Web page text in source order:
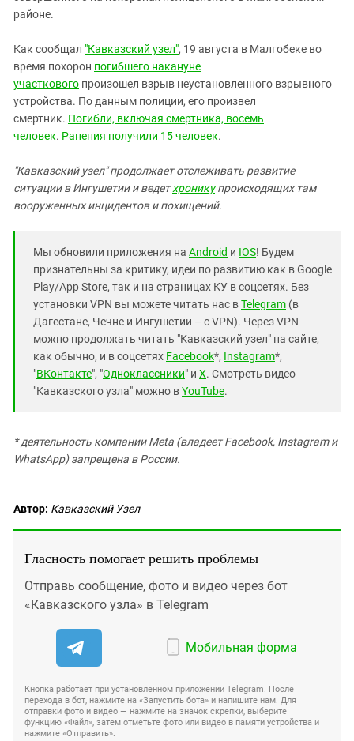
районе.
Как сообщал "Кавказский узел", 19 августа в Малгобеке во
время похорон погибшего накануне
участкового произошел взрыв неустановленного взрывного
устройства. По данным полиции, его произвел
смертник. Погибли, включая смертника, восемь
человек. Ранения получили 15 человек.
"Кавказский узел" продолжает отслеживать развитие
ситуации в Ингушетии и ведетхроникупроисходящих там
вооруженных инцидентов и похищений.
Мы обновили приложения на Android и IOS! Будем
признательны за критику, идеи по развитию как в Google
Play/App Store, так и на страницах КУ в соцсетях. Без
установки VPN вы можете читать нас вTelegram (в
Дагестане, Чечне и Ингушетии – с VPN). Через VPN
можно продолжать читать "Кавказский узел" на сайте,
как обычно, и в соцсетях Facebook*, Instagram*,
"ВКонтакте", "Одноклассники" и X. Смотреть видео
"Кавказского узла" можно вYouTube.
* деятельность компании Meta (владеет Facebook, Instagram и
WhatsApp) запрещена в России.
Автор: Кавказский Узел
Гласность помогает решить проблемы
Отправь сообщение, фото и видео через бот
«Кавказского узла» в Telegram
Мобильная форма
Кнопка работает при установленном приложении Telegram. После
перехода в бот, нажмите на «Запустить бота» и напишите нам. Для
отправки фото и видео — нажмите на значок скрепки, выберите
функцию «Файл», затем отметьте фото или видео в памяти устройства и
нажмите «Отправить».